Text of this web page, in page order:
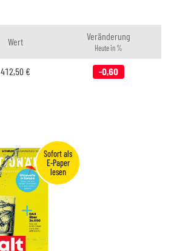
Wert Veränderung
Heute in %
412,50 € -0,60